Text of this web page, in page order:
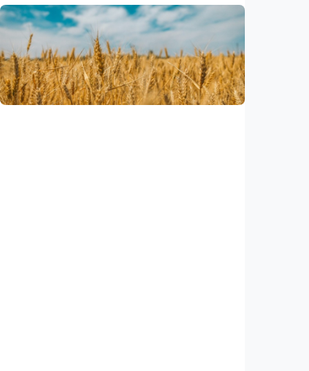
Iptek
Ilmuwan temukan akselerator partikel
terkuat di galaksi, energinya lampaui
perkiraan
Indonesia•03 Aug 2026